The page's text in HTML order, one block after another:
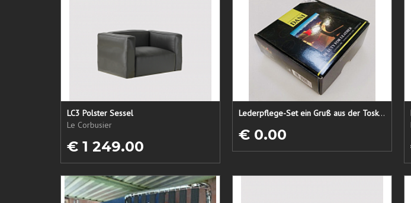
LC3 Polster Sessel
Le Corbusier
€ 1 249.00
Lederpflege-Set ein Gruß aus der Toskana...
€ 0.00